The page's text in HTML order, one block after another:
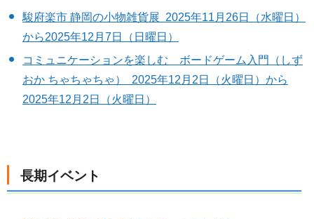
駿府楽市 静岡の小物雑貨展 2025年11月26日（水曜日）
から2025年12月7日（日曜日）
コミュニケーションを楽しむ ボードゲーム入門（しず
おか ちゃちゃちゃ） 2025年12月2日（火曜日）から
2025年12月2日（火曜日）
長期イベント